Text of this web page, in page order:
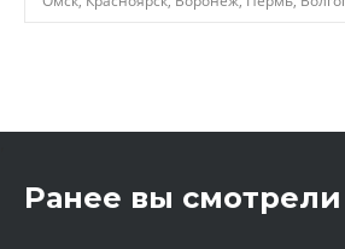
Ранее вы смотрели